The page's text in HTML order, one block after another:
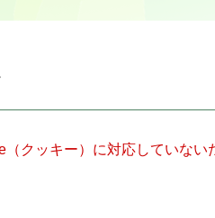
（クッキー）に対応していな